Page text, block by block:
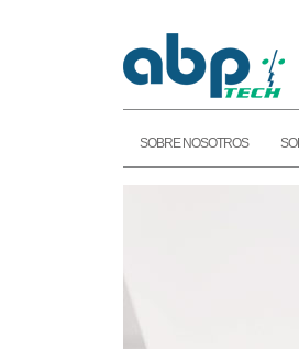
SOBRE NOSOTROS